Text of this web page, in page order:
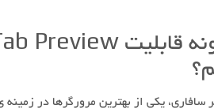
سافاری، یکی از بهترین مرورگرها در